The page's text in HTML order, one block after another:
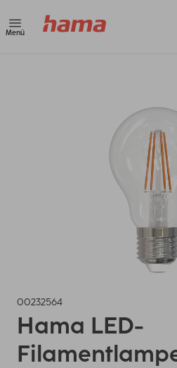
Menü
00232564
Hama LED-